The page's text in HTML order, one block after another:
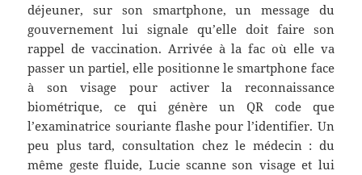
déjeuner, sur son smartphone, un message du
gouvernement lui signale qu’elle doit faire son
rappel de vaccination. Arrivée à la fac où elle va
passer un partiel, elle positionne le smartphone face
à son visage pour activer la reconnaissance
biométrique, ce qui génère un QR code que
l’examinatrice souriante flashe pour l’identifier. Un
peu plus tard, consultation chez le médecin : du
même geste fluide, Lucie scanne son visage et lui